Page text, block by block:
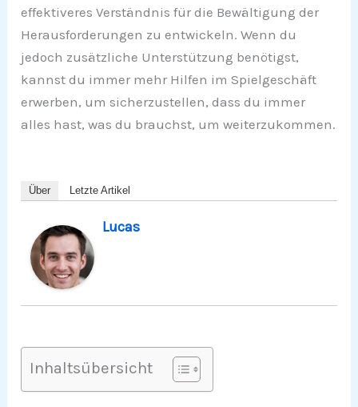
effektiveres Verständnis für die Bewältigung der
Herausforderungen zu entwickeln. Wenn du
jedoch zusätzliche Unterstützung benötigst,
kannst du immer mehr Hilfen im Spielgeschäft
erwerben, um sicherzustellen, dass du immer
alles hast, was du brauchst, um weiterzukommen.
Über Letzte Artikel
Lucas
Inhaltsübersicht